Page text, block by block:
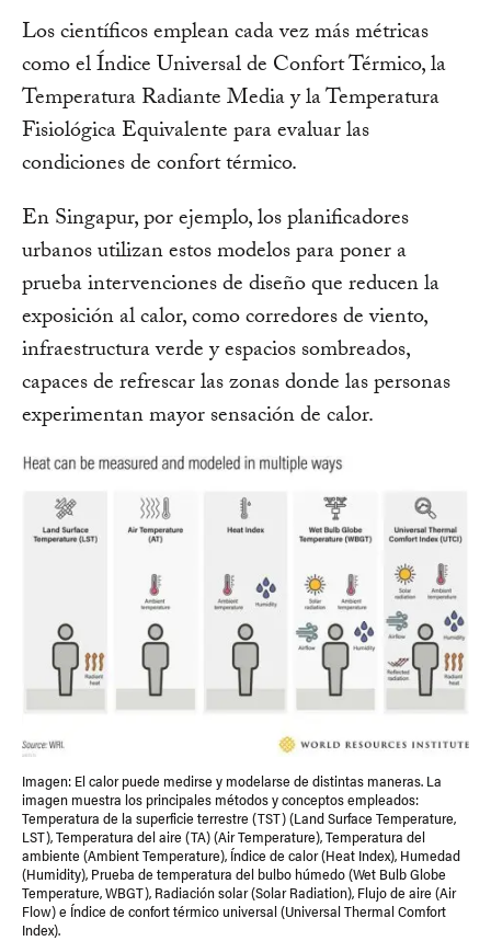
Los científicos emplean cada vez más métricas
como el Índice Universal de Confort Térmico, la
Temperatura Radiante Media y la Temperatura
Fisiológica Equivalente para evaluar las
condiciones de confort térmico.
En Singapur, por ejemplo, los planificadores
urbanos utilizan estos modelos para poner a
prueba intervenciones de diseño que reducen la
exposición al calor, como corredores de viento,
infraestructura verde y espacios sombreados,
capaces de refrescar las zonas donde las personas
experimentan mayor sensación de calor.
Imagen: El calor puede medirse y modelarse de distintas maneras. La
imagen muestra los principales métodos y conceptos empleados:
Temperatura de la superficie terrestre (TST) (Land Surface Temperature,
LST), Temperatura del aire (TA) (Air Temperature), Temperatura del
ambiente (Ambient Temperature), Índice de calor (Heat Index), Humedad
(Humidity), Prueba de temperatura del bulbo húmedo (Wet Bulb Globe
Temperature, WBGT), Radiación solar (Solar Radiation), Flujo de aire (Air
Flow) e Índice de confort térmico universal (Universal Thermal Comfort
Index).